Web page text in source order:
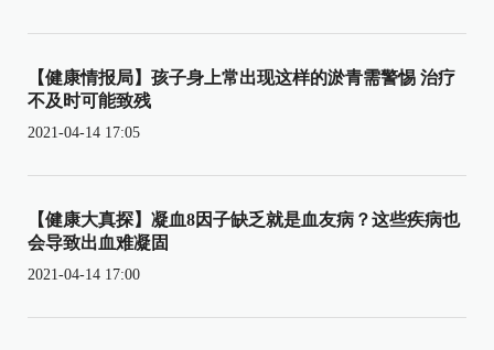
【健康情报局】孩子身上常出现这样的淤青需警惕 治疗
不及时可能致残
2021-04-14 17:05
【健康大真探】凝血8因子缺乏就是血友病？这些疾病也
会导致出血难凝固
2021-04-14 17:00